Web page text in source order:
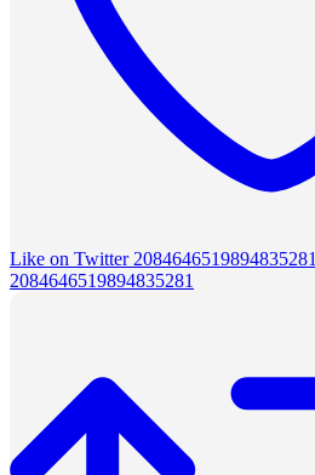
Like on Twitter 2084646519894835281
2084646519894835281